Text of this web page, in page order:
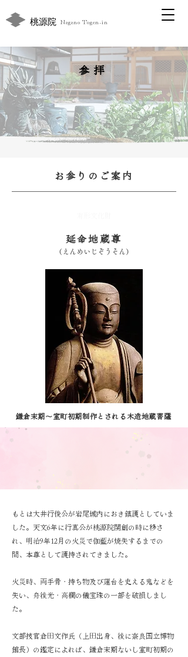
桃源院 Nagano Togen-in
参拝
お参りのご案内
延命地蔵尊
（えんめいじぞうそん）
鎌倉末期～室町初期制作とされる木造地蔵菩薩
​もとは大井行俊公が岩尾城内におき鎮護としていま
した。天文6年に行真公が桃源院開創の時に移さ
れ、明治9年12月の火災で伽藍が焼失するまでの
間、本尊として護持されてきました。
火災時、両手骨・持ち物及び蓮台を史える鬼などを
失い、舟後光・高欄の儀宝珠の一部を破損しまし
た。
文部技官倉田文作氏（上田出身、後に奈良国立博物
館長）の鑑定によれば、鎌倉末期ないし室町初期の